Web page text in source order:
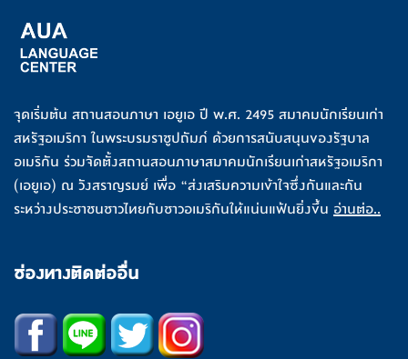
จุดเริ่มต้น สถานสอนภาษา เอยูเอ ปี พ.ศ. 2495 สมาคมนักเรียนเก่า
สหรัฐอเมริกา ในพระบรมราชูปถัมภ์ ด้วยการสนับสนุนของรัฐบาล
อเมริกัน ร่วมจัดตั้งสถานสอนภาษาสมาคมนักเรียนเก่าสหรัฐอเมริกา
(เอยูเอ) ณ วังสราญรมย์ เพื่อ “ส่งเสริมความเข้าใจซึ่งกันและกัน
ระหว่างประชาชนชาวไทยกับชาวอเมริกันให้แน่นแฟ้นยิ่งขึ้น อ่านต่อ..
ช่องทางติดต่ออื่น